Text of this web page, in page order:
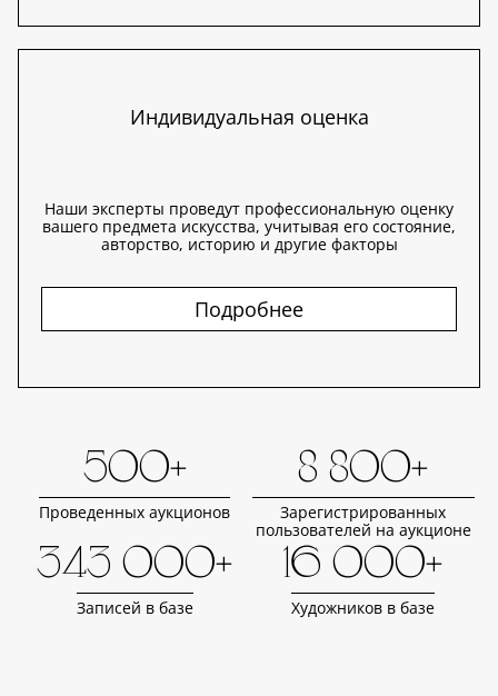
Индивидуальная оценка
Наши эксперты проведут профессиональную оценку
вашего предмета искусства, учитывая его состояние,
авторство, историю и другие факторы
Подробнее
500+
Проведенных аукционов
8 800+
Зарегистрированных
пользователей на аукционе
343 000+
Записей в базе
16 000+
Художников в базе